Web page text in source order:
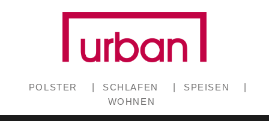
POLSTER SCHLAFEN SPEISEN
WOHNEN